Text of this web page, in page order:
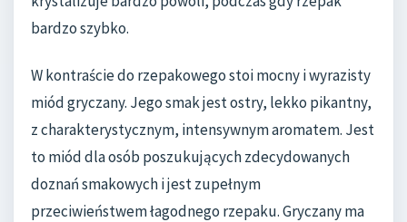
bardzo szybko.
W kontraście do rzepakowego stoi mocny i wyrazisty
miód gryczany. Jego smak jest ostry, lekko pikantny,
z charakterystycznym, intensywnym aromatem. Jest
to miód dla osób poszukujących zdecydowanych
doznań smakowych i jest zupełnym
przeciwieństwem łagodnego rzepaku. Gryczany ma